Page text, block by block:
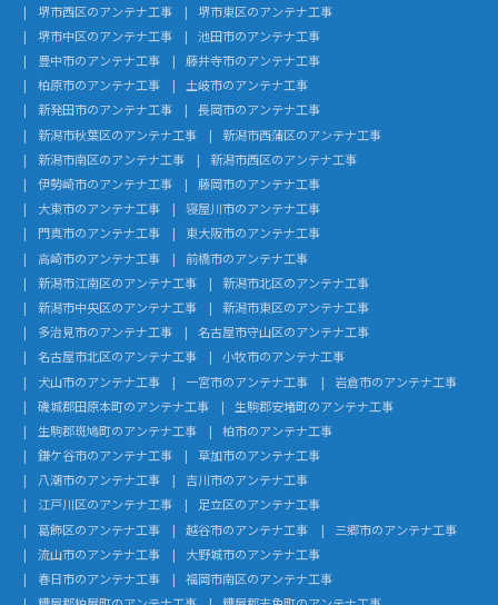
堺市西区のアンテナ工事
堺市東区のアンテナ工事
堺市中区のアンテナ工事
池田市のアンテナ工事
豊中市のアンテナ工事
藤井寺市のアンテナ工事
柏原市のアンテナ工事
土岐市のアンテナ工事
新発田市のアンテナ工事
長岡市のアンテナ工事
新潟市秋葉区のアンテナ工事
新潟市西蒲区のアンテナ工事
新潟市南区のアンテナ工事
新潟市西区のアンテナ工事
伊勢崎市のアンテナ工事
藤岡市のアンテナ工事
大東市のアンテナ工事
寝屋川市のアンテナ工事
門真市のアンテナ工事
東大阪市のアンテナ工事
高崎市のアンテナ工事
前橋市のアンテナ工事
新潟市江南区のアンテナ工事
新潟市北区のアンテナ工事
新潟市中央区のアンテナ工事
新潟市東区のアンテナ工事
多治見市のアンテナ工事
名古屋市守山区のアンテナ工事
名古屋市北区のアンテナ工事
小牧市のアンテナ工事
犬山市のアンテナ工事
一宮市のアンテナ工事
岩倉市のアンテナ工事
磯城郡田原本町のアンテナ工事
生駒郡安堵町のアンテナ工事
生駒郡斑鳩町のアンテナ工事
柏市のアンテナ工事
鎌ケ谷市のアンテナ工事
草加市のアンテナ工事
八潮市のアンテナ工事
吉川市のアンテナ工事
江戸川区のアンテナ工事
足立区のアンテナ工事
葛飾区のアンテナ工事
越谷市のアンテナ工事
三郷市のアンテナ工事
流山市のアンテナ工事
大野城市のアンテナ工事
春日市のアンテナ工事
福岡市南区のアンテナ工事